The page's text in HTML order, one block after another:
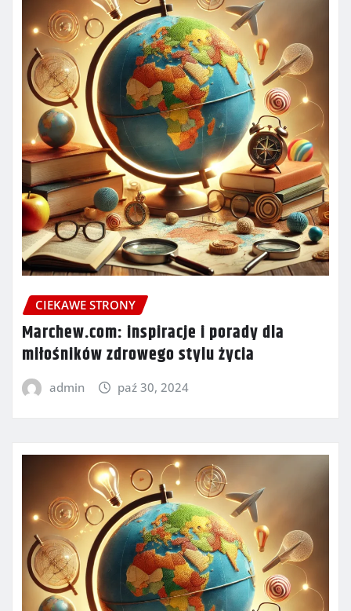
CIEKAWE STRONY
Marchew.com: inspiracje i porady dla
miłośników zdrowego stylu życia
admin paź 30, 2024